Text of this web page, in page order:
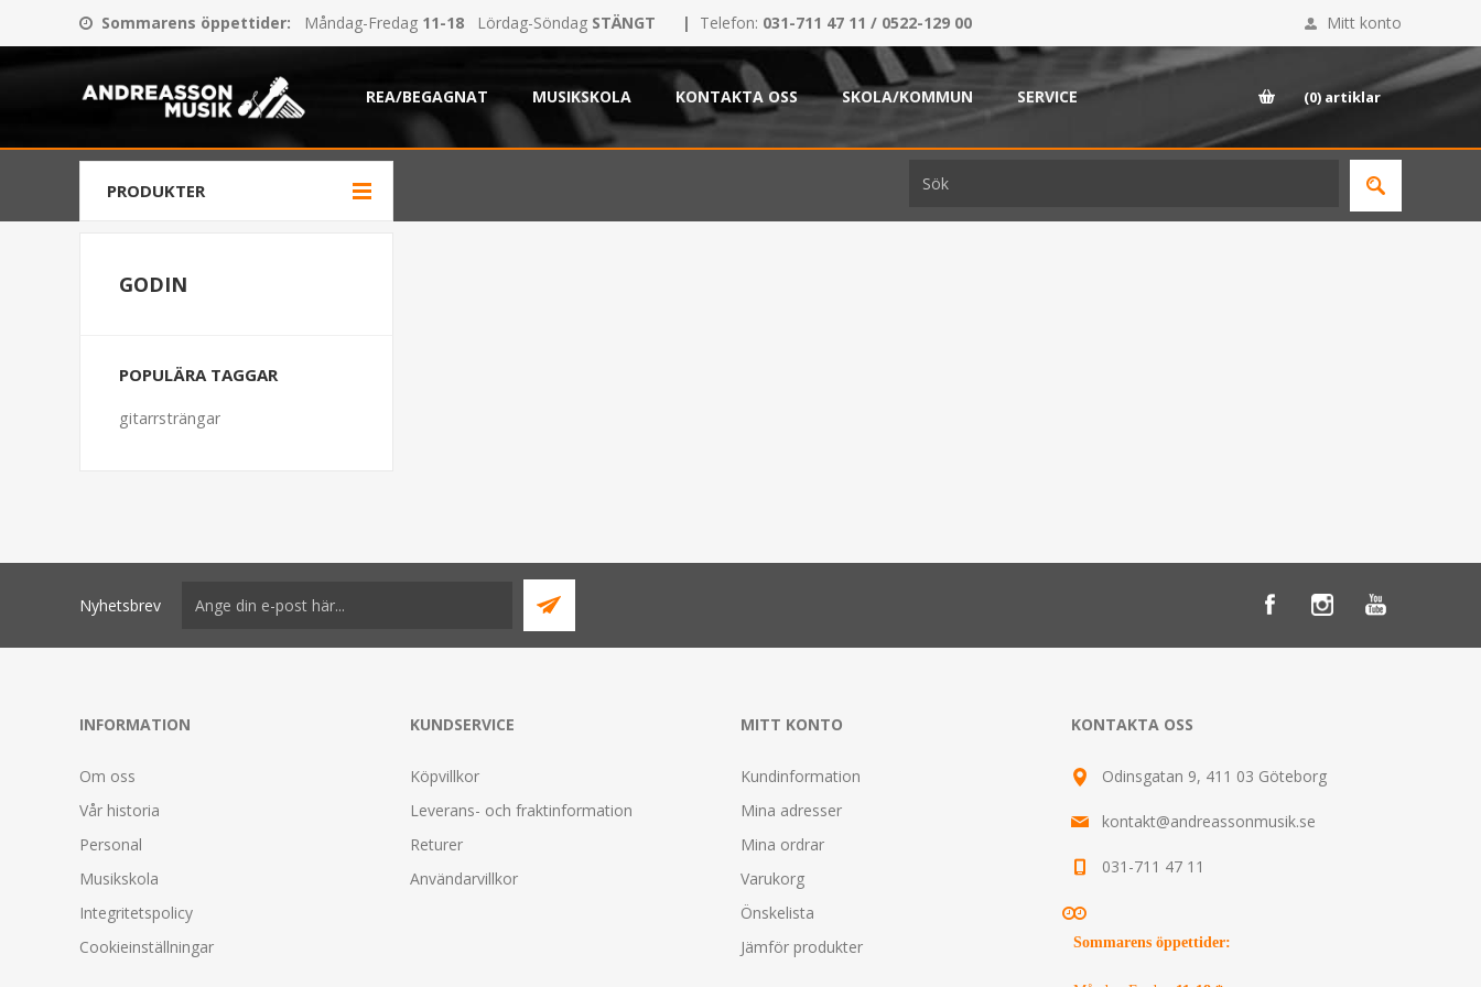
Sommarens öppettider: Måndag-Fredag 11-18 Lördag-Söndag STÄNGT | Telefon: 031-711 47 11 / 0522-129 00 Mitt konto
REA/BEGAGNAT MUSIKSKOLA KONTAKTA OSS SKOLA/KOMMUN SERVICE (0) artiklar
PRODUKTER
GODIN
POPULÄRA TAGGAR
gitarrsträngar
Nyhetsbrev
INFORMATION
Om oss
Vår historia
Personal
Musikskola
Integritetspolicy
Cookieinställningar
KUNDSERVICE
Köpvillkor
Leverans- och fraktinformation
Returer
Användarvillkor
MITT KONTO
Kundinformation
Mina adresser
Mina ordrar
Varukorg
Önskelista
Jämför produkter
KONTAKTA OSS
Odinsgatan 9, 411 03 Göteborg
kontakt@andreassonmusik.se
031-711 47 11
Sommarens öppettider: